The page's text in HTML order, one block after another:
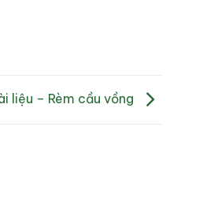
liệu – Rèm cầu vồng